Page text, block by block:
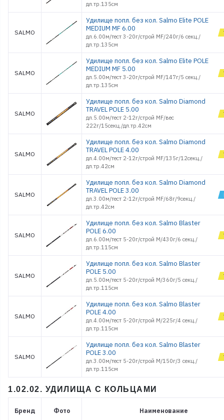
дл.тр.135см
SALMO
Удилище попл. без кол. Salmo Elite POLE
MEDIUM MF 6.00
дл.6.00м/тест 3-20г/строй MF/240г/6 секц./
дл.тр.135см
SALMO
Удилище попл. без кол. Salmo Elite POLE
MEDIUM MF 5.00
дл.5.00м/тест 3-20г/строй MF/147г/5 секц./
дл.тр.135см
SALMO
Удилище попл. без кол. Salmo Diamond
TRAVEL POLE 5.00
дл.5.00м/тест 2-12г/строй MF/вес
222г/15секц./дл.тр.42см
SALMO
Удилище попл. без кол. Salmo Diamond
TRAVEL POLE 4.00
дл.4.00м/тест 2-12г/строй MF/135г/12секц./
дл.тр.42см
SALMO
Удилище попл. без кол. Salmo Diamond
TRAVEL POLE 3.00
дл.3.00м/тест 2-12г/строй MF/68г/9секц./
дл.тр.42см
SALMO
Удилище попл. без кол. Salmo Blaster
POLE 6.00
дл.6.00м/тест 5-20г/строй M/430г/6 секц./
дл.тр.115см
SALMO
Удилище попл. без кол. Salmo Blaster
POLE 5.00
дл.5.00м/тест 5-20г/строй M/360г/5 секц./
дл.тр.115см
SALMO
Удилище попл. без кол. Salmo Blaster
POLE 4.00
дл.4.00м/тест 5-20г/строй M/225г/4 секц./
дл.тр.115см
SALMO
Удилище попл. без кол. Salmo Blaster
POLE 3.00
дл.3.00м/тест 5-20г/строй M/150г/3 секц./
дл.тр.115см
1.02.02. УДИЛИЩА С КОЛЬЦАМИ
Бренд Фото Наименование